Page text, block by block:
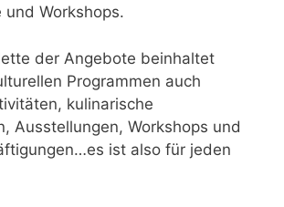
Workshops.
der Angebote beinhaltet
Programmen auch
kulinarische
Ausstellungen, Workshops und
ist also für jeden